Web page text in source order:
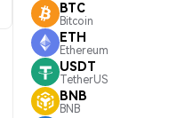
BTC
Bitcoin
ETH
Ethereum
USDT
TetherUS
BNB
BNB